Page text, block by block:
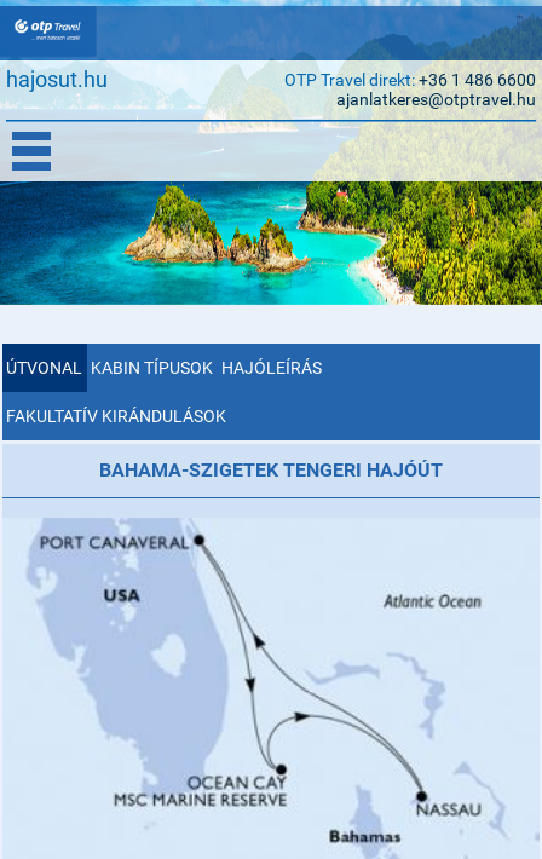
hajosut.hu OTP Travel direkt:+36 1 486 6600
ajanlatkeres@otptravel.hu
ÚTVONAL KABIN TÍPUSOK HAJÓLEÍRÁS
FAKULTATÍV KIRÁNDULÁSOK
BAHAMA-SZIGETEK TENGERI HAJÓÚT